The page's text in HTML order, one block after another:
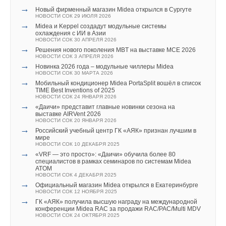
→ Новый фирменный магазин Midea открылся в Сургуте
НОВОСТИ СОК 29 ИЮЛЯ 2026
→
Midea и Keppel создадут модульные системы
охлаждения с ИИ в Азии
НОВОСТИ СОК 30 АПРЕЛЯ 2026
→ Решения нового поколения MBT на выставке MCE 2026
НОВОСТИ СОК 3 АПРЕЛЯ 2026
→ Новинка 2026 года – модульные чиллеры Midea
НОВОСТИ СОК 30 МАРТА 2026
→
Мобильный кондиционер Midea PortaSplit вошёл в список
TIME Best Inventions of 2025
НОВОСТИ СОК 24 ЯНВАРЯ 2026
→
«Даичи» представит главные новинки сезона на
выставке AIRVent 2026
НОВОСТИ СОК 20 ЯНВАРЯ 2026
→
Российский учебный центр ГК «АЯК» признан лучшим в
мире
НОВОСТИ СОК 10 ДЕКАБРЯ 2025
→
«VRF — это просто»: «Даичи» обучила более 80
специалистов в рамках семинаров по системам Midea
ATOM
НОВОСТИ СОК 4 ДЕКАБРЯ 2025
→ Официальный магазин Midea открылся в Екатеринбурге
НОВОСТИ СОК 12 НОЯБРЯ 2025
→
ГК «АЯК» получила высшую награду на международной
конференции Midea RAC за продажи RAC/PAC/Multi MDV
НОВОСТИ СОК 24 ОКТЯБРЯ 2025
хозяйства
ЖУРНАЛ СОК ИЮНЬ 2025
→
Власти Архангельской области намерены перевести 155
котельных на биотопливо
НОВОСТИ СОК 17 АПРЕЛЯ 2025
→
Минпромторг РФ предлагает программу по переводу
ряда котельных на пеллеты
НОВОСТИ СОК 15 АПРЕЛЯ 2025
В Архангельске завершается постройка самой большой
в регионе котельной на биотопливе
НОВОСТИ СОК 28 МАРТА 2025
Сравнение трубчатого и пластинчатого
теплообменников в качестве первой ступени
воздухоподогревателя котла
ЖУРНАЛ СОК ДЕКАБРЬ 2024
→
В Красноярске по проекту «Чистый воздух» установят
1,7 тыс. экологичных котлов
НОВОСТИ СОК 31 ОКТЯБРЯ 2024
→
Кабмин расширил программу поддержки перехода на
высокотехнологичное котельное оборудование
НОВОСТИ СОК 20 АВГУСТА 2024
Производство пеллет падает
НОВОСТИ СОК 22 АПРЕЛЯ 2024
экогенераторов
НОВОСТИ СОК 11 СЕНТЯБРЯ 2025
В МЭИ разработан термоэлектрический генератор
НОВОСТИ СОК 29 ЯНВАРЯ 2025
Гигантский преобразователь энергии волн запустили в
Австралии
НОВОСТИ СОК 11 СЕНТЯБРЯ 2024
Домашний генератор Aquaria производит из воздуха до
90 литров питьевой воды в день
→
В Томске улучшили виртуальный генератор для
стабильной работы гибридных электросетей
→
Крупнейшие поставщики аккумуляторов для систем
накопления энергии в 1 полугодии 2024
→
Энергобезопасность предприятий в современных
условиях
НОВОСТИ СОК 28 АВГУСТА 2024
→
В Москве создали «быстрые» электросети для
автономного использования
НОВОСТИ СОК 19 ИЮНЯ 2024
Планы ЕС переходу на ВИЭ сталкиваются со
значительным препятствием — нехваткой
НОВОСТИ СОК 14 МАЯ 2024
Перспективы роста мирового рынка портативных
→
Энергобезопасность предприятий в современных
условиях
НОВОСТИ СОК 28 АВГУСТА 2024
В Москве создали «быстрые» электросети для
автономного использования
НОВОСТИ СОК 19 ИЮНЯ 2024
Планы ЕС переходу на ВИЭ сталкиваются со
значительным препятствием — нехваткой
НОВОСТИ СОК 14 МАЯ 2024
Перспективы роста мирового рынка портативных
НОВОСТИ СОК 29 ДЕКАБРЯ 2023
Комментарии
В этой теме еще нет комментариев